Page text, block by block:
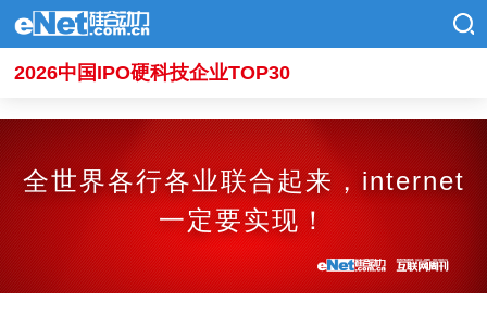
2026中国IPO硬科技企业TOP30
全世界各行各业联合起来，internet
一定要实现！